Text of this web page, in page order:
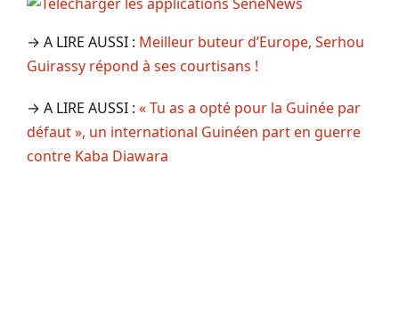
→ A LIRE AUSSI : Meilleur buteur d’Europe, Serhou
Guirassy répond à ses courtisans !
→ A LIRE AUSSI : « Tu as a opté pour la Guinée par
défaut », un international Guinéen part en guerre
contre Kaba Diawara